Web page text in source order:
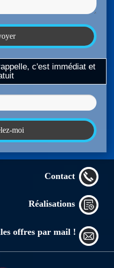
c'est immédiat et
Contact
Réalisations
offres par mail !